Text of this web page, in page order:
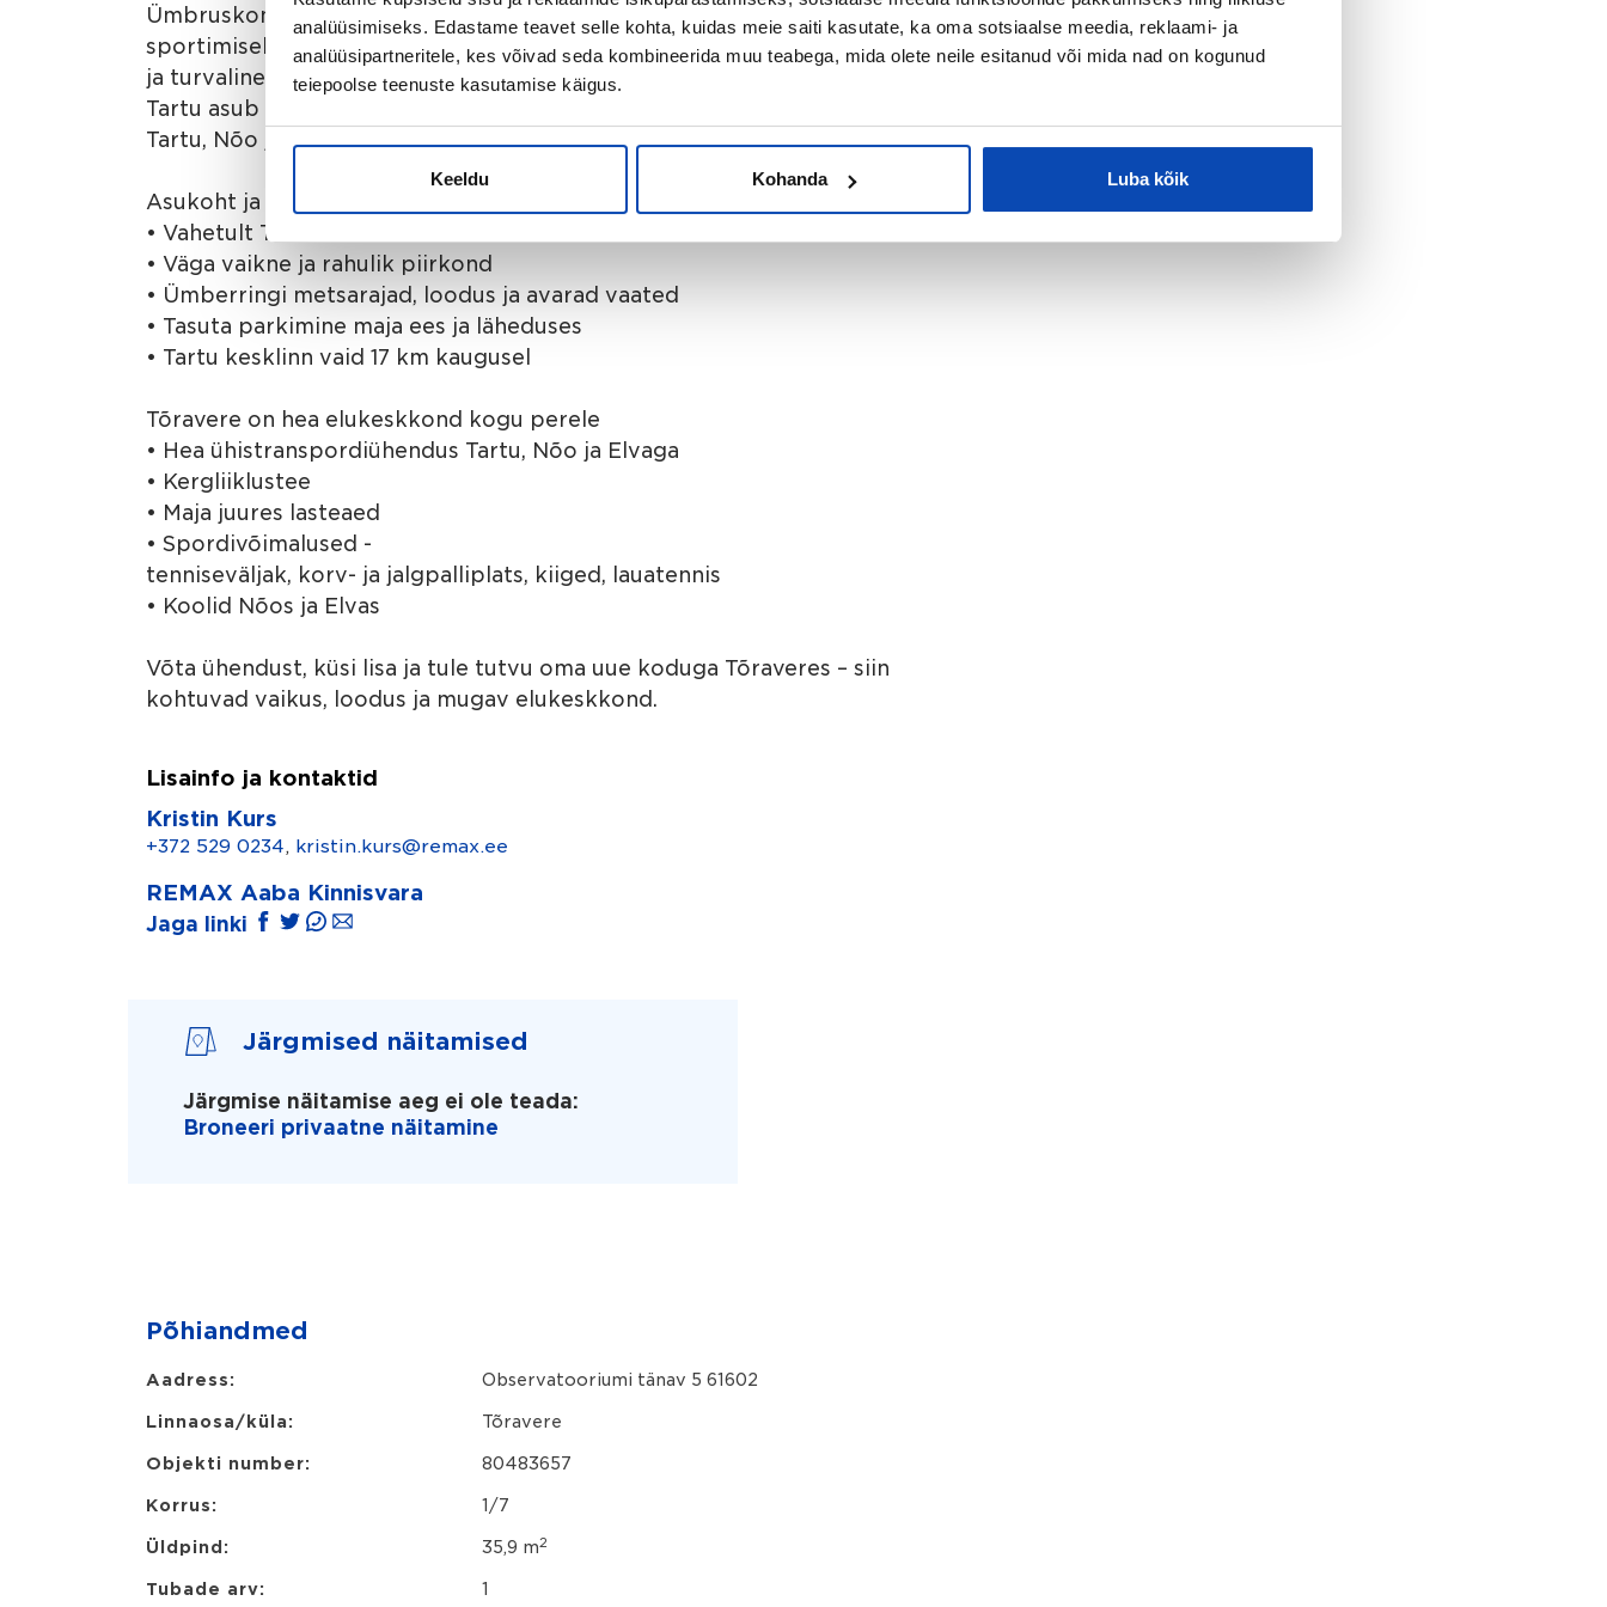
analüüsimiseks. Edastame teavet selle kohta, kuidas meie saiti kasutate, ka oma sotsiaalse meedia, reklaami- ja
analüüsipartneritele, kes võivad seda kombineerida muu teabega, mida olete neile esitanud või mida nad on kogunud
teiepoolse teenuste kasutamise käigus.
Keeldu Kohanda Luba kõik
Ümbruskonda jäävad metsarajad, mis sobivad suurepäraselt jalutamiseks,
sportimiseks ja looduses viibimiseks igal aastaajal. Piirkond on väga vaikne
ja turvaline, eemal linnamürast ja tihedast liiklusest.
Tartu asub vaid 17 km kaugusel ning olemas on hea ühistranspordiühendus
Tartu, Nõo ja Elvaga.
Asukoht ja ümbrus – Tõravere parimad küljed
• Vahetult Tõravere observatooriumi kõrval
• Väga vaikne ja rahulik piirkond
• Ümberringi metsarajad, loodus ja avarad vaated
• Tasuta parkimine maja ees ja läheduses
• Tartu kesklinn vaid 17 km kaugusel
Tõravere on hea elukeskkond kogu perele
• Hea ühistranspordiühendus Tartu, Nõo ja Elvaga
• Kergliiklustee
• Maja juures lasteaed
• Spordivõimalused -
tenniseväljak, korv- ja jalgpalliplats, kiiged, lauatennis
• Koolid Nõos ja Elvas
Võta ühendust, küsi lisa ja tule tutvu oma uue koduga Tõraveres – siin
kohtuvad vaikus, loodus ja mugav elukeskkond.
Lisainfo ja kontaktid
Kristin Kurs
+372 529 0234, kristin.kurs@remax.ee
REMAX Aaba Kinnisvara
Jaga linki
Järgmised näitamised
Järgmise näitamise aeg ei ole teada:
Broneeri privaatne näitamine
Põhiandmed
Aadress: Observatooriumi tänav 5 61602
Linnaosa/küla: Tõravere
Objekti number: 80483657
Korrus: 1/7
Üldpind: 35,9 m2
Tubade arv: 1